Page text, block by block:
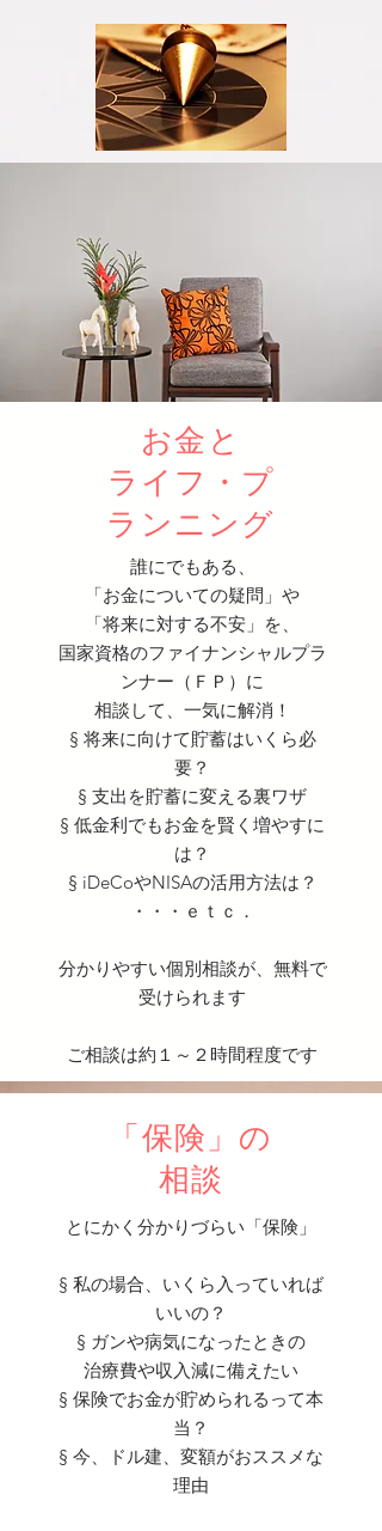
お金と
ライフ・プ
ランニング
誰にでもある、
「お金についての疑問」や
「将来に対する不安」​を、
国家資格のファイナンシャルプラ
ンナー（ＦＰ）に
相談して、一気に解消！
§ 将来に向けて貯蓄はいくら必
要？
§ 支出を貯蓄に変える裏ワザ
§ 低金利でもお金を賢く増やすに
は？
§ iDeCoやNISAの活用方法は？
・・・ｅｔｃ．
​分かりやすい個別相談が、無料で
受けられます
​ご相談は約１～２時間程度です
​「保険」の
相談
とにかく分かりづらい「保険」
§ 私の場合、いくら入っていれば
いいの？
§ ガンや病気になったときの
治療費や収入減に備えたい
§ 保険でお金が貯められるって本
当？
§ 今、ドル建、変額がおススメな
理由